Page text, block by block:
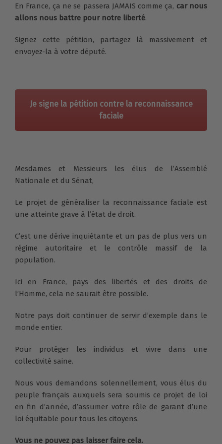
En France, ça ne se passera JAMAIS comme ça, car nous
allons nous battre pour notre liberté.
Signez cette pétition, partagez là massivement et
envoyez-la à votre député.
Je signe la pétition contre la reconnaissance
faciale
Mesdames et Messieurs les élus de l’Assemblé
Nationale et du Sénat,
Le projet de généraliser la reconnaissance faciale est
une atteinte grave à l’état de droit.
C’est une dérive inquiétante et un pas de plus vers un
régime autoritaire et le contrôle massif de la
population.
Ici en France, pays des libertés et des droits de
l’Homme, cela ne saurait être possible.
Notre pays doit continuer de servir d’exemple dans le
monde entier.
Pour protéger les individus et vivre dans une
collectivité saine.
Nous vous demandons solennellement, vous élus du
peuple français auxquels sera soumis ce projet de loi
en fin d’année, d’assumer votre rôle de garant d’une
loi équitable pour tous les citoyens.
Vous ne pouvez pas laisser faire cela.